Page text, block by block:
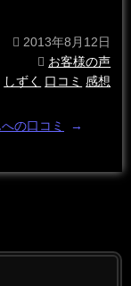
2013年8月12日
お客様の声
しずく
口コミ 感想
の口コミ →